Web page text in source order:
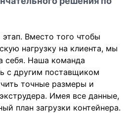
Вместо того чтобы
нагрузку на клиента, мы
себя. Наша команда
с другим поставщиком
точные размеры и
Имея все данные,
план загрузки контейнера.